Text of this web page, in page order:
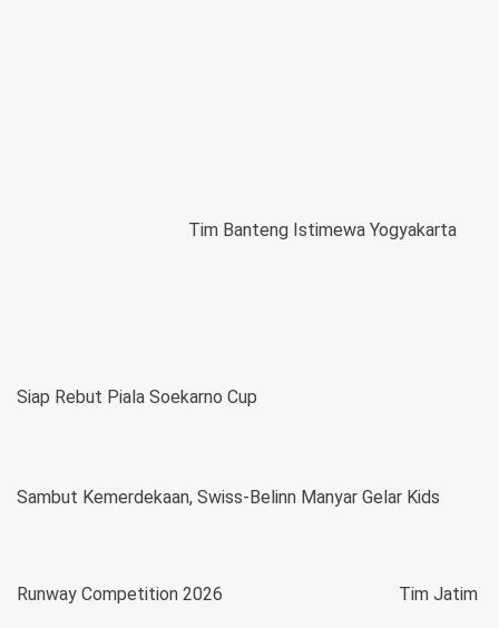
Tim Banteng Istimewa Yogyakarta
Siap Rebut Piala Soekarno Cup
Sambut Kemerdekaan, Swiss-Belinn Manyar Gelar Kids
Runway Competition 2026 Tim Jatim